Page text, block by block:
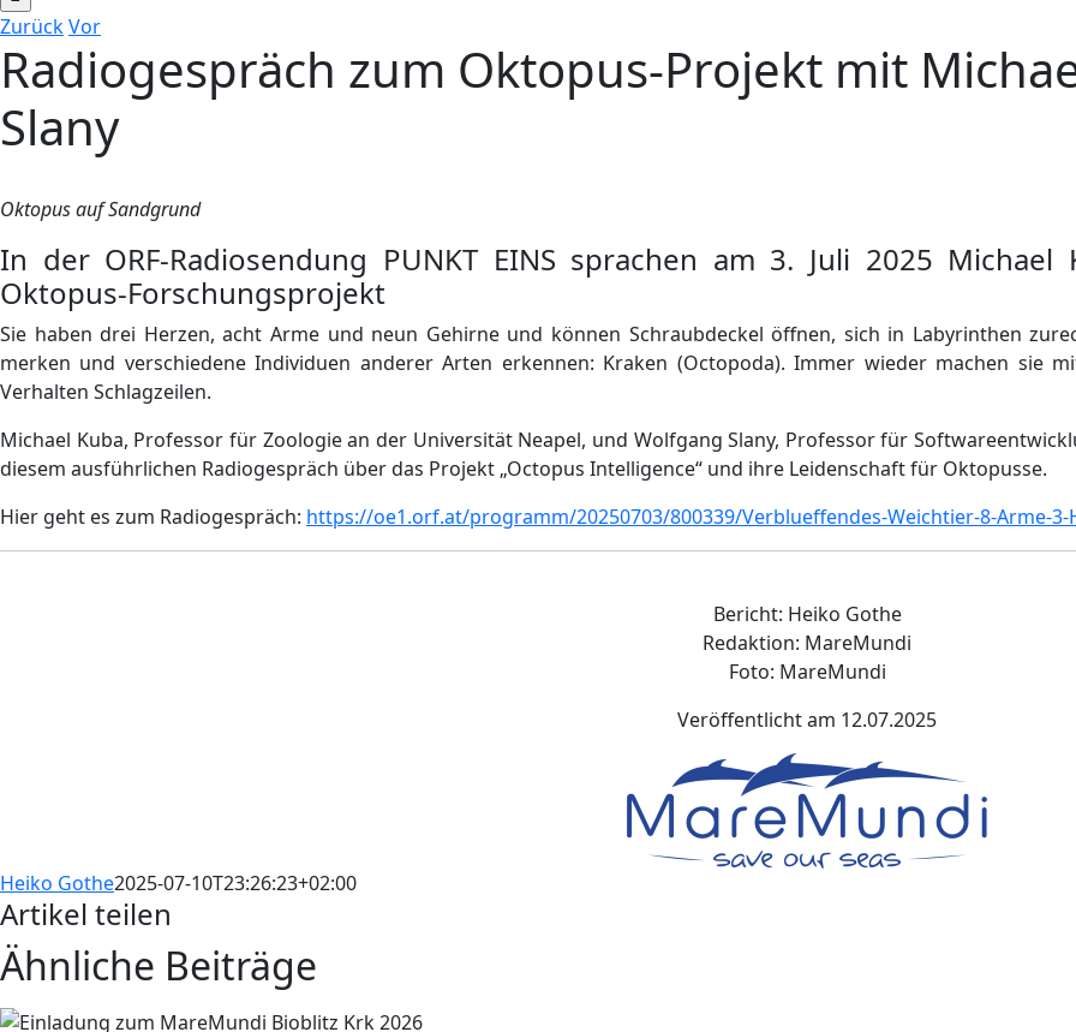
ZurückVor
Radiogespräch zum Oktopus-Projekt mit
Slany
Oktopus auf Sandgrund
In der ORF-Radiosendung PUNKT EINS sprachen am 3. Juli 2025
Oktopus-Forschungsprojekt
Sie haben drei Herzen, acht Arme und neun Gehirne und können Schraubdeckel öffnen, sich in Labyrinthen
merken und verschiedene Individuen anderer Arten erkennen: Kraken (Octopoda). Immer wieder machen sie
Verhalten Schlagzeilen.
Michael Kuba, Professor für Zoologie an der Universität Neapel, und Wolfgang Slany, Professor für
diesem ausführlichen Radiogespräch über das Projekt „Octopus Intelligence“ und ihre Leidenschaft für Oktopusse.
Hier geht es zum Radiogespräch: https://oe1.orf.at/programm/20250703/800339/Verblueffendes-Weichtier-8-Arme-3-
Bericht: Heiko Gothe
Redaktion: MareMundi
Foto: MareMundi
Veröffentlicht am 12.07.2025
Heiko Gothe2025-07-10T23:26:23+02:00
Artikel teilen
Facebook
X
WhatsApp
E-
Mail
Ähnliche Beiträge